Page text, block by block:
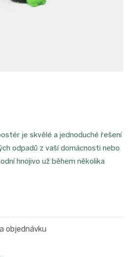
objednávku
je skvělé a jednoduché řešení
odpadů z vaší domácnosti nebo
hnojivo už během několika